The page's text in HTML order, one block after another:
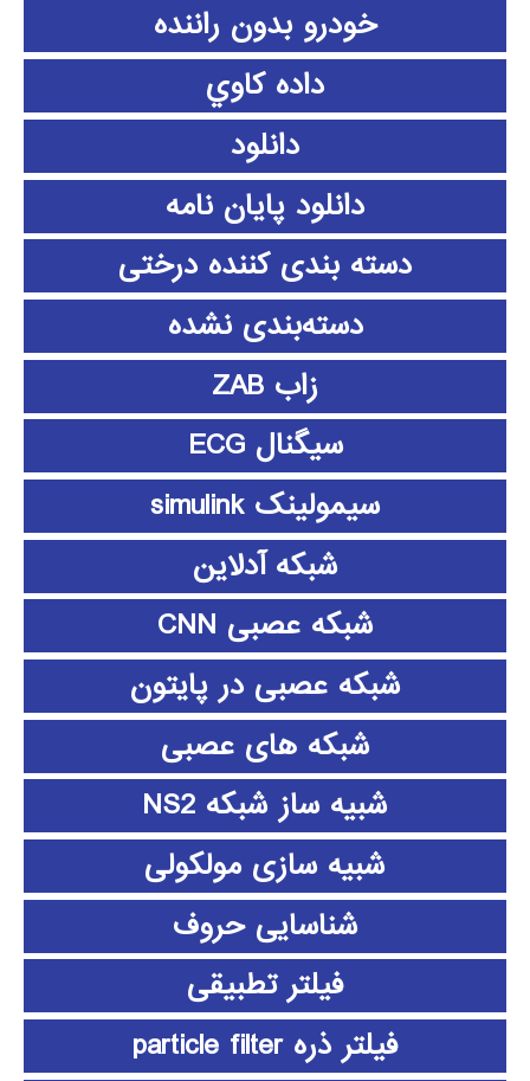
خودرو بدون راننده
داده كاوي
دانلود
دانلود پايان نامه
دسته بندی کننده درختی
دسته‌بندی نشده
زاب ZAB
سیگنال ECG
سیمولینک simulink
شبکه آدلاین
شبکه عصبی CNN
شبکه عصبی در پایتون
شبکه های عصبی
شبیه ساز شبکه NS2
شبیه سازی مولکولی
شناسایی حروف
فیلتر تطبیقی
فیلتر ذره particle filter